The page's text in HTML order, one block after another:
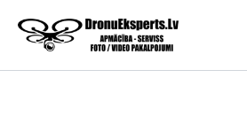
content